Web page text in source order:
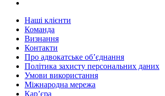
Наші клієнти
Команда
Визнання
Контакти
Про адвокатське об’єднання
Політика захисту персональних даних
Умови використання
Міжнародна мережа
Кар’єра